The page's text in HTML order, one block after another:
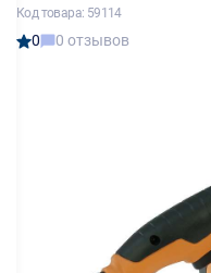
Код товара: 59114
0 0 отзывов